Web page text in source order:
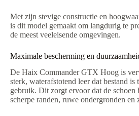
Met zijn stevige constructie en
is dit model gemaakt om langdurig te
de meest veeleisende omgevingen.
Maximale bescherming en
De Haix Commander GTX Hoog is
sterk, waterafstotend leer dat bestand is
gebruik. Dit zorgt ervoor dat de schoen
scherpe randen, ruwe ondergronden en